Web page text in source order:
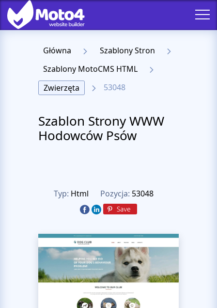
Główna
Szablony Stron
Szablony MotoCMS HTML
Zwierzęta
53048
Szablon Strony WWW
Hodowców Psów
Typ: Html Pozycja: 53048